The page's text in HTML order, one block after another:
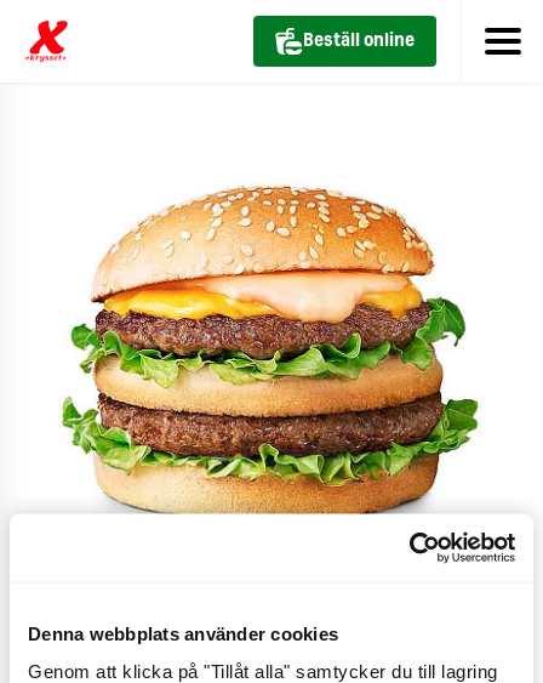
Denna webbplats använder cookies
Genom att klicka på "Tillåt alla" samtycker du till lagring
Beställ online
BIG